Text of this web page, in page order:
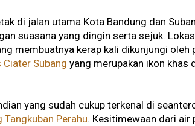
di jalan utama Kota Bandung dan
suasana yang dingin serta sejuk.
membuatnya kerap kali dikunjungi oleh
Subang yang merupakan ikon khas
yang sudah cukup terkenal di
Tangkuban Perahu. Kesitimewaan dari air